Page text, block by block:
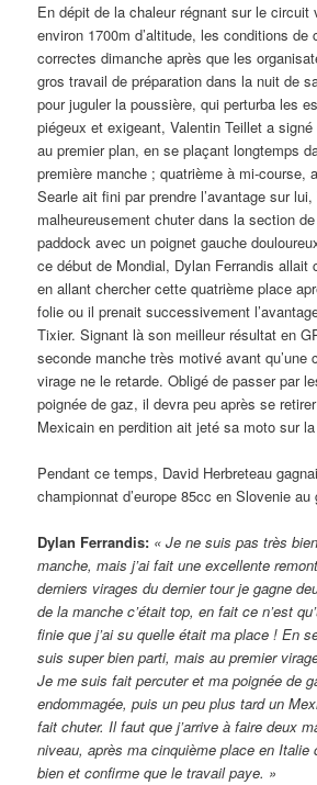
En dépit de la chaleur régnant sur le circuit
environ 1700m d’altitude, les conditions de
correctes dimanche après que les
gros travail de préparation dans la nuit de
pour juguler la poussière, qui perturba les
piégeux et exigeant, Valentin Teillet a
au premier plan, en se plaçant longtemps
première manche ; quatrième à mi-course,
Searle ait fini par prendre l’avantage sur
malheureusement chuter dans la section
paddock avec un poignet gauche
ce début de Mondial, Dylan Ferrandis allait
en allant chercher cette quatrième place
folie ou il prenait successivement
Tixier. Signant là son meilleur résultat en
seconde manche très motivé avant qu’une
virage ne le retarde. Obligé de passer par
poignée de gaz, il devra peu après se
Mexicain en perdition ait jeté sa moto sur
Pendant ce temps, David Herbreteau
championnat d’europe 85cc en Slovenie
Dylan Ferrandis: « Je ne suis pas très
manche, mais j’ai fait une excellente
derniers virages du dernier tour je gagne
de la manche c’était top, en fait ce n’est
finie que j’ai su quelle était ma place ! En
suis super bien parti, mais au premier
Je me suis fait percuter et ma poignée de
endommagée, puis un peu plus tard un
fait chuter. Il faut que j’arrive à faire deux
niveau, après ma cinquième place en Italie
bien et confirme que le travail paye. »